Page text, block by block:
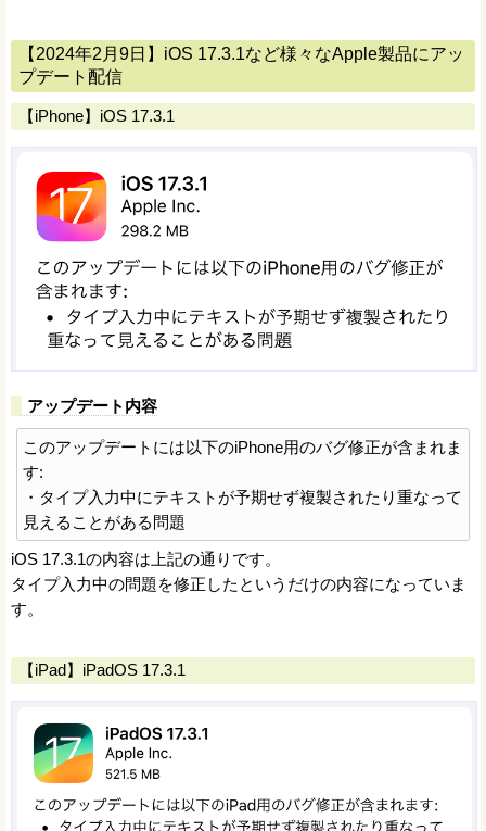
【2024年2月9日】iOS 17.3.1など様々なApple製品にアッ
プデート配信
【iPhone】iOS 17.3.1
アップデート内容
このアップデートには以下のiPhone用のバグ修正が含まれま
す:
・タイプ入力中にテキストが予期せず複製されたり重なって
見えることがある問題
iOS 17.3.1の内容は上記の通りです。
タイプ入力中の問題を修正したというだけの内容になっていま
す。
【iPad】iPadOS 17.3.1